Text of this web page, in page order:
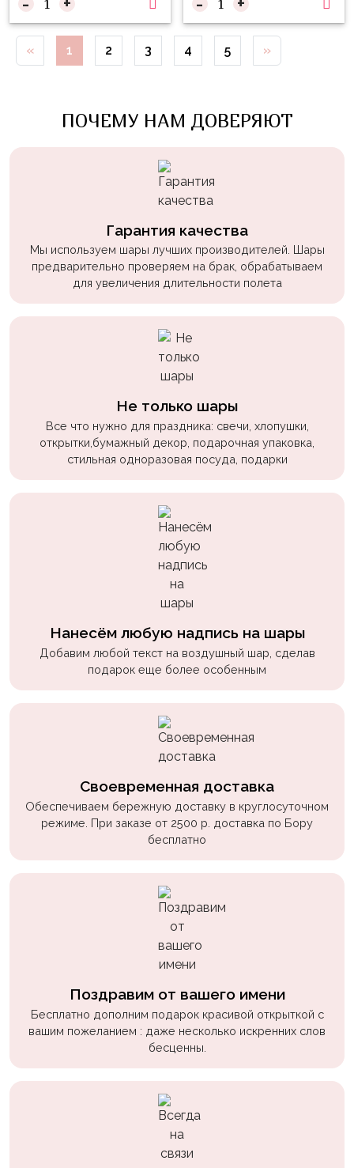
« 1 2 3 4 5 »
ПОЧЕМУ НАМ ДОВЕРЯЮТ
Гарантия качества
Мы используем шары лучших производителей. Шары
предварительно проверяем на брак, обрабатываем
для увеличения длительности полета
Не только шары
Все что нужно для праздника: свечи, хлопушки,
открытки,бумажный декор, подарочная упаковка,
стильная одноразовая посуда, подарки
Нанесём любую надпись на шары
Добавим любой текст на воздушный шар, сделав
подарок еще более особенным
Своевременная доставка
Обеспечиваем бережную доставку в круглосуточном
режиме. При заказе от 2500 р. доставка по Бору
бесплатно
Поздравим от вашего имени
Бесплатно дополним подарок красивой открыткой с
вашим пожеланием : даже несколько искренних слов
бесценны.
Животные
Морская
Тема
Шары
для
Геймеров
Бабочки,
жучки,
Аниме
Природа